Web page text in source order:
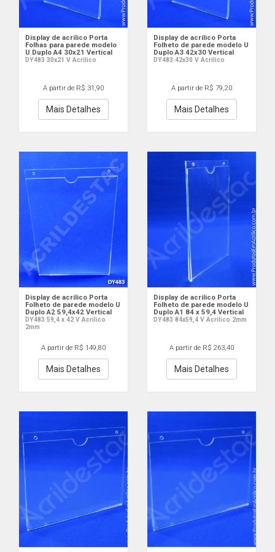
Display de acrilico Porta
Folhas para parede modelo
U Duplo A4 30x21 Vertical
DY483 30x21 V Acrilico
A partir de R$ 31,90
Mais Detalhes
Display de acrilico Porta
Folheto de parede modelo U
Duplo A3 42x30 Vertical
DY483 42x30 V Acrilico
A partir de R$ 79,20
Mais Detalhes
Display de acrilico Porta
Folheto de parede modelo U
Duplo A2 59,4x42 Vertical
DY483 59,4 x 42 V Acrilico
2mm
A partir de R$ 149,80
Mais Detalhes
Display de acrilico Porta
Folheto de parede modelo U
Duplo A1 84 x 59,4 Vertical
DY483 84x59,4 V Acrilico 2mm
A partir de R$ 263,40
Mais Detalhes